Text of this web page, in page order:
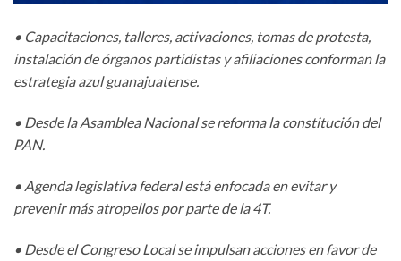
• Capacitaciones, talleres, activaciones, tomas de protesta,
instalación de órganos partidistas y afiliaciones conforman la
estrategia azul guanajuatense.
• Desde la Asamblea Nacional se reforma la constitución del
PAN.
• Agenda legislativa federal está enfocada en evitar y
prevenir más atropellos por parte de la 4T.
• Desde el Congreso Local se impulsan acciones en favor de